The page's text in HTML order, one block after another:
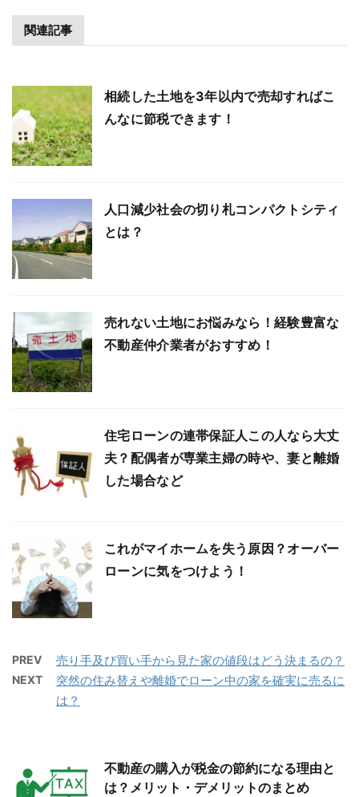
関連記事
相続した土地を3年以内で売却すればこ
んなに節税できます！
人口減少社会の切り札コンパクトシティ
とは？
売れない土地にお悩みなら！経験豊富な
不動産仲介業者がおすすめ！
住宅ローンの連帯保証人この人なら大丈
夫？配偶者が専業主婦の時や、妻と離婚
した場合など
これがマイホームを失う原因？オーバー
ローンに気をつけよう！
PREV 売り手及び買い手から見た家の値段はどう決まるの？
NEXT
突然の住み替えや離婚でローン中の家を確実に売るに
は？
不動産の購入が税金の節約になる理由と
は？メリット・デメリットのまとめ